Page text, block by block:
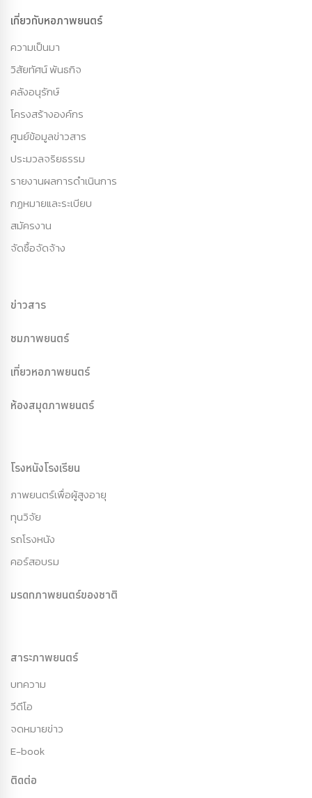
เกี่ยวกับหอภาพยนตร์
ความเป็นมา
วิสัยทัศน์ พันธกิจ
คลังอนุรักษ์
โครงสร้างองค์กร
ศูนย์ข้อมูลข่าวสาร
ประมวลจริยธรรม
รายงานผลการดำเนินการ
กฏหมายและระเบียบ
สมัครงาน
จัดซื้อจัดจ้าง
ข่าวสาร
ชมภาพยนตร์
เที่ยวหอภาพยนตร์
ห้องสมุดภาพยนตร์
โรงหนังโรงเรียน
ภาพยนตร์เพื่อผู้สูงอายุ
ทุนวิจัย
รถโรงหนัง
คอร์สอบรม
มรดกภาพยนตร์ของชาติ
สาระภาพยนตร์
บทความ
วีดีโอ
จดหมายข่าว
E-book
ติดต่อ